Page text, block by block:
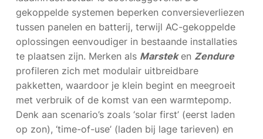
gekoppelde systemen beperken conversieverliezen
tussen panelen en batterij, terwijl AC-gekoppelde
oplossingen eenvoudiger in bestaande installaties
te plaatsen zijn. Merken als Marsteken Zendure
profileren zich met modulair uitbreidbare
pakketten, waardoor je klein begint en meegroeit
met verbruik of de komst van een warmtepomp.
Denk aan scenario’s zoals ‘solar first’ (eerst laden
op zon), ‘time-of-use’ (laden bij lage tarieven) en